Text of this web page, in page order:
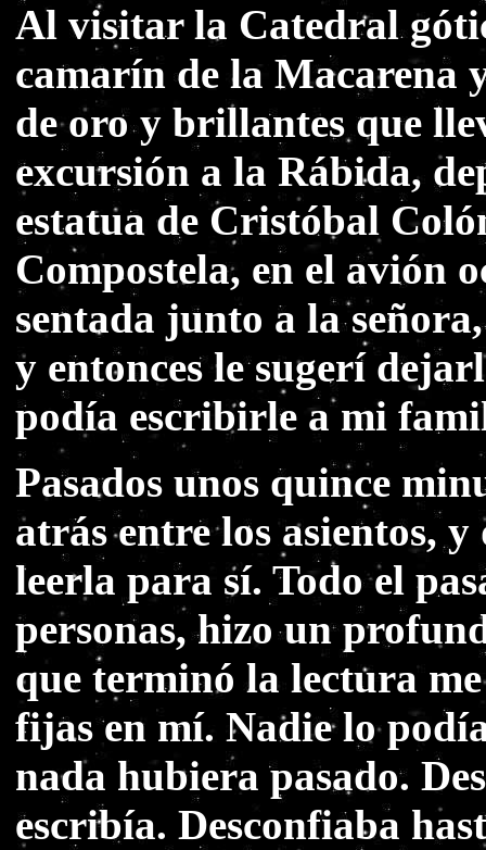
Al visitar la Catedral
camarín de la Macarena
de oro y brillantes que
excursión a la Rábida,
estatua de Cristóbal
Compostela, en el avión
sentada junto a la
y entonces le sugerí
podía escribirle a mi
Pasados unos quince
atrás entre los asientos,
leerla para sí. Todo el
personas, hizo un
que terminó la lectura
fijas en mí. Nadie lo
nada hubiera pasado.
escribía. Desconfiaba